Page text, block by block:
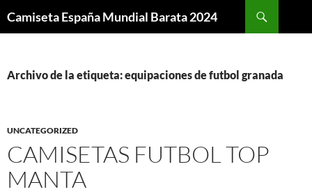
Camiseta España Mundial Barata 2024
Archivo de la etiqueta: equipaciones de futbol granada
UNCATEGORIZED
CAMISETAS FUTBOL TOP
MANTA